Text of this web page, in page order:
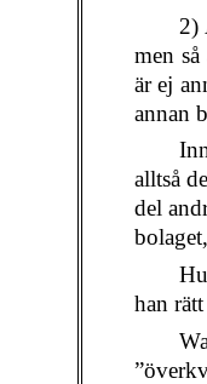
2)
men så
är ej
annan
alltså
del
han